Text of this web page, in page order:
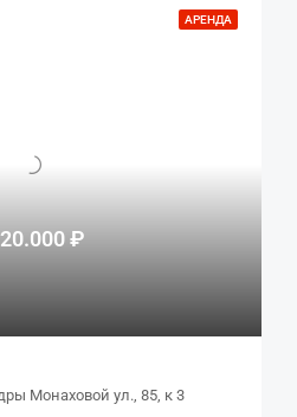
АРЕНДА
₽
Монаховой ул., 85, к 3